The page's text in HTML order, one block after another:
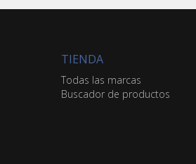
TIENDA
Todas las marcas
Buscador de productos